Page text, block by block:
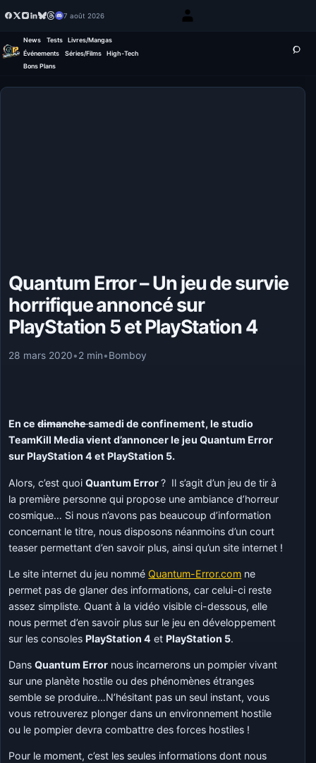
7 août 2026
News Tests
Livres/Mangas
Événements
Séries/Films
High-Tech
Bons Plans
Quantum Error – Un jeu de survie
horrifique annoncé sur
PlayStation 5 et PlayStation 4
28 mars 2020•2 min•Bomboy
En cedimanchesamedi de confinement, le studio
TeamKill Media vient d’annoncer le jeu Quantum Error
sur PlayStation 4 et PlayStation 5.
Alors, c’est quoiQuantum Error? Il s’agit d’un jeu de tir à
la première personne qui propose une ambiance d’horreur
cosmique… Si nous n’avons pas beaucoup d’information
concernant le titre, nous disposons néanmoins d’un court
teaser permettant d’en savoir plus, ainsi qu’un site internet !
Le site internet du jeu nommé Quantum-Error.com ne
permet pas de glaner des informations, car celui-ci reste
assez simpliste. Quant à la vidéo visible ci-dessous, elle
nous permet d’en savoir plus sur le jeu en développement
sur les consoles PlayStation 4 et PlayStation 5.
DansQuantum Error nous incarnerons un pompier vivant
sur une planète hostile ou des phénomènes étranges
semble se produire…N’hésitant pas un seul instant, vous
vous retrouverez plonger dans un environnement hostile
ou le pompier devra combattre des forces hostiles !
Pour le moment, c’est les seules informations dont nous